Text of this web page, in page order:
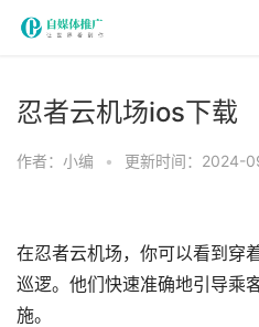
忍者云机场ios下载
作者：小编 • 更新时间：2024-
在忍者云机场，你可以看到穿
巡逻。他们快速准确地引导乘
施。